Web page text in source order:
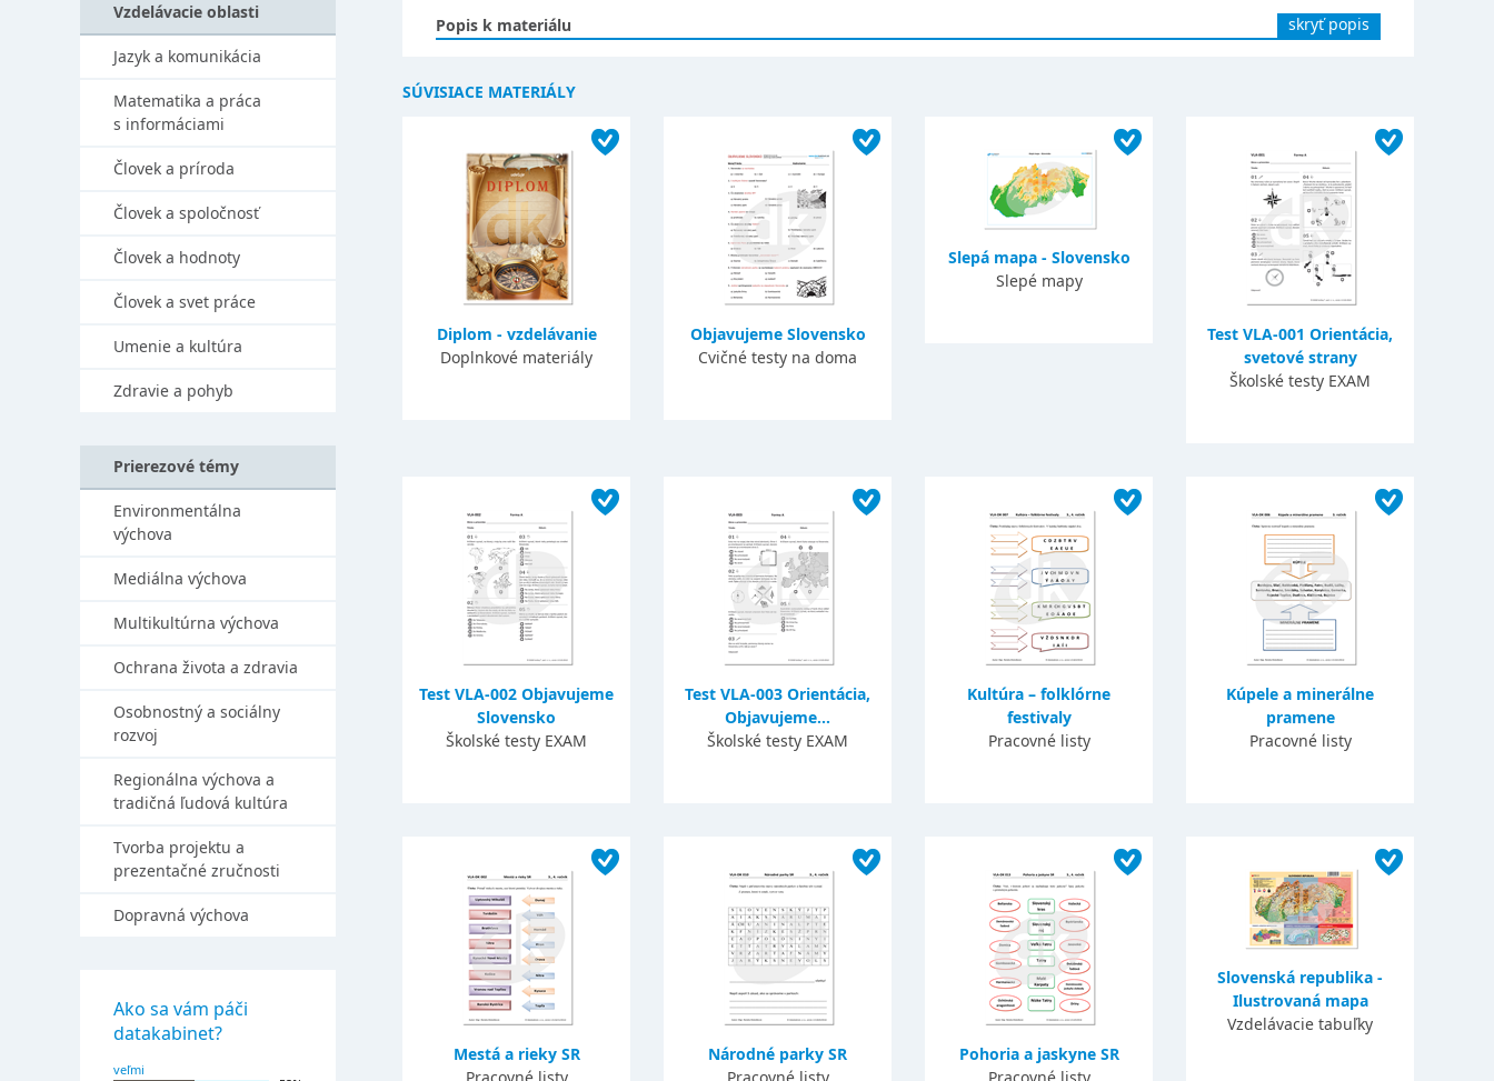
Popis k materiálu skryť popis
SÚVISIACE MATERIÁLY
Diplom - vzdelávanie
Doplnkové materiály
Objavujeme Slovensko
Cvičné testy na doma
Slepá mapa - Slovensko
Slepé mapy
Test VLA-001 Orientácia,
svetové strany
Školské testy EXAM
Test VLA-002 Objavujeme
Slovensko
Školské testy EXAM
Test VLA-003 Orientácia,
Objavujeme...
Školské testy EXAM
Kultúra – folklórne
festivaly
Pracovné listy
Kúpele a minerálne
pramene
Pracovné listy
Mestá a rieky SR
Národné parky SR
Pohoria a jaskyne SR
Slovenská republika -
Ilustrovaná mapa
Vzdelávacie tabuľky
Vzdelávacie oblasti
Jazyk a komunikácia
Matematika a práca
s informáciami
Človek a príroda
Človek a spoločnosť
Človek a hodnoty
Človek a svet práce
Umenie a kultúra
Zdravie a pohyb
Prierezové témy
Environmentálna
výchova
Mediálna výchova
Multikultúrna výchova
Ochrana života a zdravia
Osobnostný a sociálny
rozvoj
Regionálna výchova a
tradičná ľudová kultúra
Tvorba projektu a
prezentačné zručnosti
Dopravná výchova
Ako sa vám páči
datakabinet?
veľmi